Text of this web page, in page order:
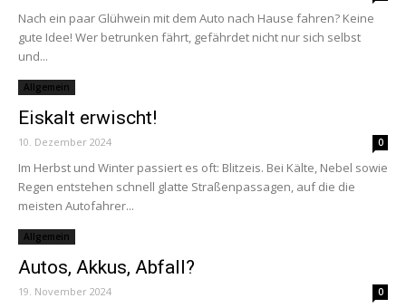
Nach ein paar Glühwein mit dem Auto nach Hause fahren? Keine
gute Idee! Wer betrunken fährt, gefährdet nicht nur sich selbst
und...
Allgemein
Eiskalt erwischt!
10. Dezember 2024 0
Im Herbst und Winter passiert es oft: Blitzeis. Bei Kälte, Nebel sowie
Regen entstehen schnell glatte Straßenpassagen, auf die die
meisten Autofahrer...
Allgemein
Autos, Akkus, Abfall?
19. November 2024 0